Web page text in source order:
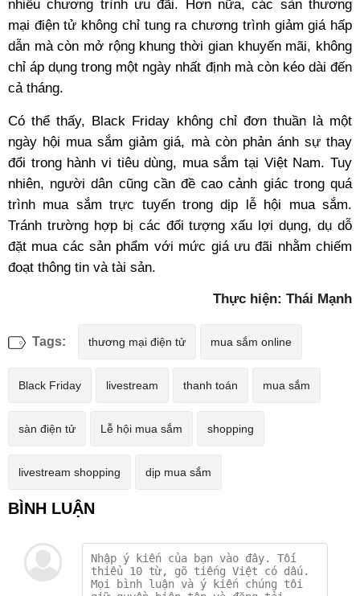
nhiều chương trình ưu đãi. Hơn nữa, các sàn thương
mại điện tử không chỉ tung ra chương trình giảm giá hấp
dẫn mà còn mở rộng khung thời gian khuyến mãi, không
chỉ áp dụng trong một ngày nhất định mà còn kéo dài đến
cả tháng.
Có thể thấy, Black Friday không chỉ đơn thuần là một
ngày hội mua sắm giảm giá, mà còn phản ánh sự thay
đổi trong hành vi tiêu dùng, mua sắm tại Việt Nam. Tuy
nhiên, người dân cũng cần đề cao cảnh giác trong quá
trình mua sắm trực tuyến trong dịp lễ hội mua sắm.
Tránh trường hợp bị các đối tượng xấu lợi dụng, dụ dỗ
đặt mua các sản phẩm với mức giá ưu đãi nhằm chiếm
đoạt thông tin và tài sản.
Thực hiện: Thái Mạnh
Tags: thương mại điện tử mua sắm online
Black Friday livestream thanh toán mua sắm
sàn điện tử Lễ hội mua sắm shopping
livestream shopping dịp mua sắm